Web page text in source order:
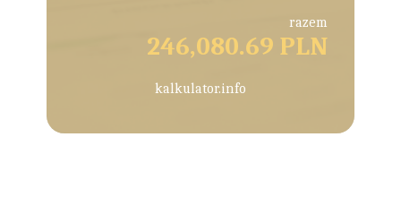
razem
246,080.69 PLN
kalkulator.info